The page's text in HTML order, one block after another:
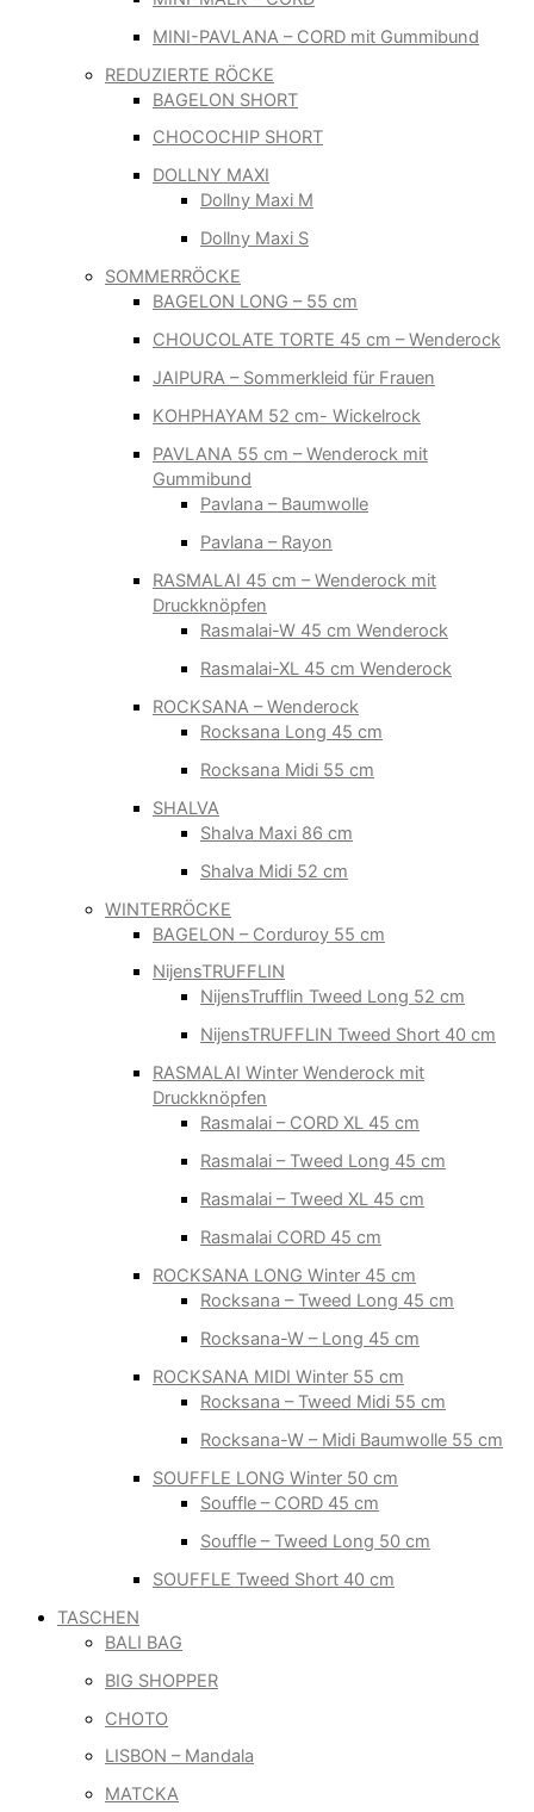
MINI-PAVLANA – CORD mit Gummibund
REDUZIERTE RÖCKE
BAGELON SHORT
CHOCOCHIP SHORT
DOLLNY MAXI
Dollny Maxi M
Dollny Maxi S
SOMMERRÖCKE
BAGELON LONG – 55 cm
CHOUCOLATE TORTE 45 cm – Wenderock
JAIPURA – Sommerkleid für Frauen
KOHPHAYAM 52 cm- Wickelrock
PAVLANA 55 cm – Wenderock mit
Gummibund
Pavlana – Baumwolle
Pavlana – Rayon
RASMALAI 45 cm – Wenderock mit
Druckknöpfen
Rasmalai-W 45 cm Wenderock
Rasmalai-XL 45 cm Wenderock
ROCKSANA – Wenderock
Rocksana Long 45 cm
Rocksana Midi 55 cm
SHALVA
Shalva Maxi 86 cm
Shalva Midi 52 cm
WINTERRÖCKE
BAGELON – Corduroy 55 cm
NijensTRUFFLIN
NijensTrufflin Tweed Long 52 cm
NijensTRUFFLIN Tweed Short 40 cm
RASMALAI Winter Wenderock mit
Druckknöpfen
Rasmalai – CORD XL 45 cm
Rasmalai – Tweed Long 45 cm
Rasmalai – Tweed XL 45 cm
Rasmalai CORD 45 cm
ROCKSANA LONG Winter 45 cm
Rocksana – Tweed Long 45 cm
Rocksana-W – Long 45 cm
ROCKSANA MIDI Winter 55 cm
Rocksana – Tweed Midi 55 cm
Rocksana-W – Midi Baumwolle 55 cm
SOUFFLE LONG Winter 50 cm
Souffle – CORD 45 cm
Souffle – Tweed Long 50 cm
SOUFFLE Tweed Short 40 cm
TASCHEN
BALI BAG
BIG SHOPPER
CHOTO
LISBON – Mandala
MATCKA